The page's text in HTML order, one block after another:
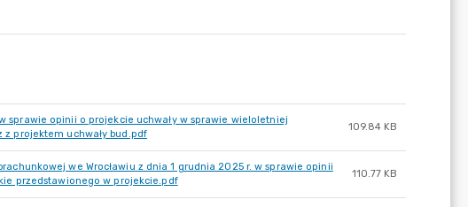
sprawie opinii o projekcie uchwały w sprawie wieloletniej
z projektem uchwały bud.pdf
109.84 KB
we Wrocławiu z dnia 1 grudnia 2025 r. w sprawie opinii
przedstawionego w projekcie.pdf
110.77 KB